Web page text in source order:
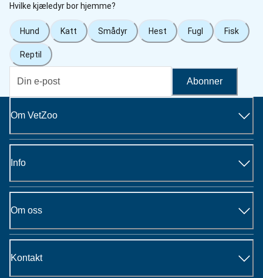
Hvilke kjæledyr bor hjemme?
Hund Katt Smådyr Hest Fugl Fisk
Reptil
Abonner
Om VetZoo
Info
Om oss
Kontakt